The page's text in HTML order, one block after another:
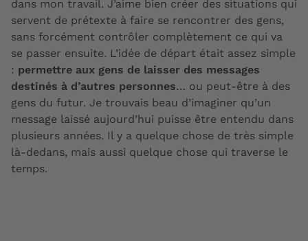
dans mon travail. J’aime bien créer des situations qui
servent de prétexte à faire se rencontrer des gens,
sans forcément contrôler complètement ce qui va
se passer ensuite. L’idée de départ était assez simple
: permettre aux gens de laisser des messages
destinés à d’autres personnes… ou peut-être à des
gens du futur. Je trouvais beau d’imaginer qu’un
message laissé aujourd’hui puisse être entendu dans
plusieurs années. Il y a quelque chose de très simple
là-dedans, mais aussi quelque chose qui traverse le
temps.